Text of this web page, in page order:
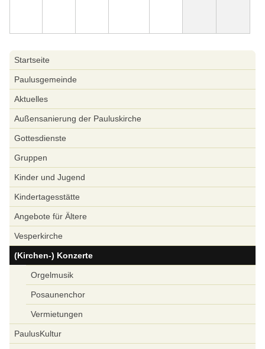
überspringen
Startseite
Paulusgemeinde
Aktuelles
Außensanierung der Pauluskirche
Gottesdienste
Gruppen
Kinder und Jugend
Kindertagesstätte
Angebote für Ältere
Vesperkirche
(Kirchen-) Konzerte
Orgelmusik
Posaunenchor
Vermietungen
PaulusKultur